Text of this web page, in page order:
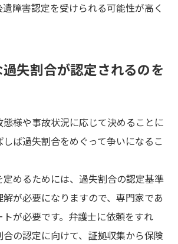
障害認定を受けられる可能性が高く
過失割合が認定されるのを
様や事故状況に応じて決めることに
ば過失割合をめぐって争いになるこ
めるためには、過失割合の認定基準
が必要になりますので、専門家であ
が必要です。弁護士に依頼をすれ
の認定に向けて、証拠収集から保険